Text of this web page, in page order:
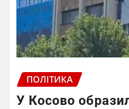
ПОЛІТИКА
У Косово